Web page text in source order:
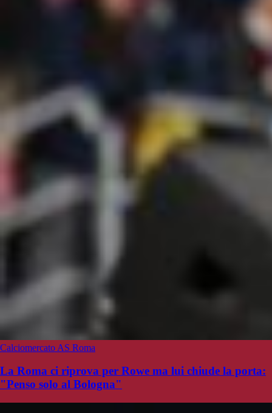
Calciomercato AS Roma
La Roma ci riprova per Rowe ma lui chiude la porta:
"Penso solo al Bologna"